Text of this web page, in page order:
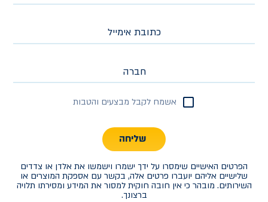
כתובת אימייל
חברה
אשמח לקבל מבצעים והטבות
שליחה
הפרטים האישיים שימסרו על ידך ישמרו וישמשו את אלדן או צדדים
שלישיים אליהם יועברו פרטים אלה, בקשר עם אספקת המוצרים או
השירותים. מובהר כי אין חובה חוקית למסור את המידע ומסירתו תלויה
ברצונך.